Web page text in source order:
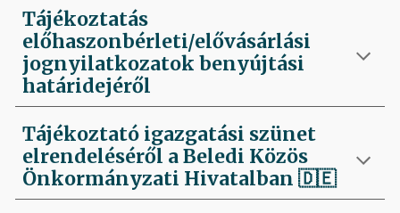
Tájékoztatás
előhaszonbérleti/elővásárlási
jognyilatkozatok benyújtási
határidejéről
Tájékoztató igazgatási szünet
elrendeléséről a Beledi Közös
Önkormányzati Hivatalban🇩🇪